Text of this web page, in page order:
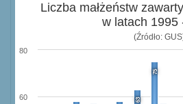
Liczba małżeństw
w latach 1995
(Źródło:
63
75
60
80